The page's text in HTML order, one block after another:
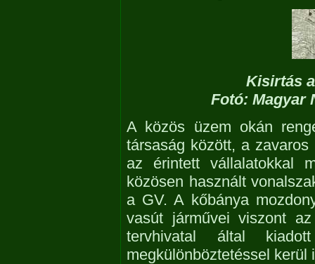
Kisirtás
Fotó: Magyar
A közös üzem okán
társaság között, a
az érintett vállalatokkal
közösen használt
a GV. A kőbánya
vasút járművei viszont
tervhivatal által
megkülönböztetéssel kerül